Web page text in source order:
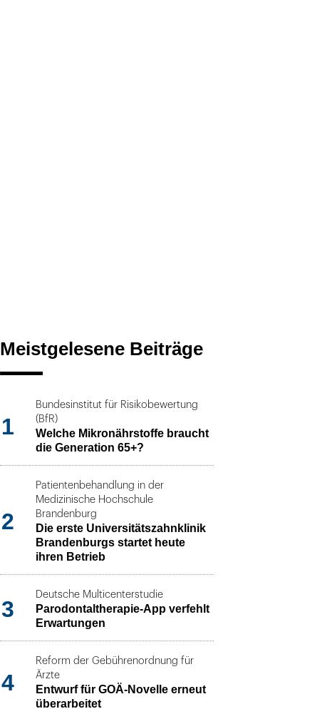
Meistgelesene Beiträge
1
Bundesinstitut für Risikobewertung
(BfR)
Welche Mikronährstoffe braucht
die Generation 65+?
2
Patientenbehandlung in der
Medizinische Hochschule
Brandenburg
Die erste Universitätszahnklinik
Brandenburgs startet heute
ihren Betrieb
3
Deutsche Multicenterstudie
Parodontaltherapie-App verfehlt
Erwartungen
4
Reform der Gebührenordnung für
Ärzte
Entwurf für GOÄ-Novelle erneut
überarbeitet